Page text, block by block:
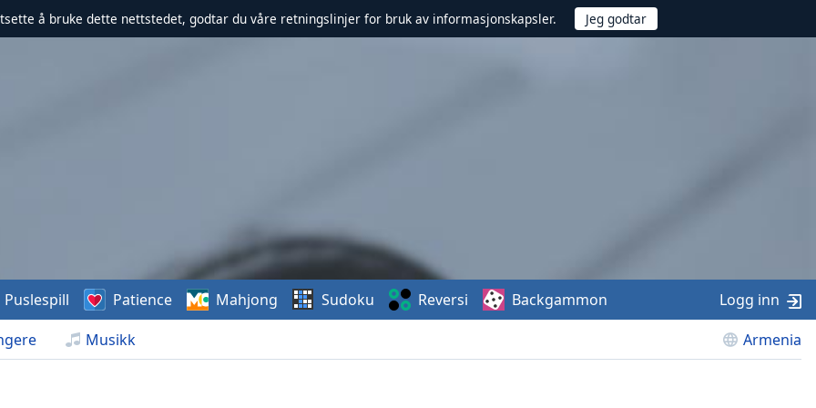
å bruke dette nettstedet, godtar du våre retningslinjer for bruk av informasjonskapsler.
Musikk Armenia
Puslespill Patience Mahjong Sudoku Reversi Backgammon Logg inn